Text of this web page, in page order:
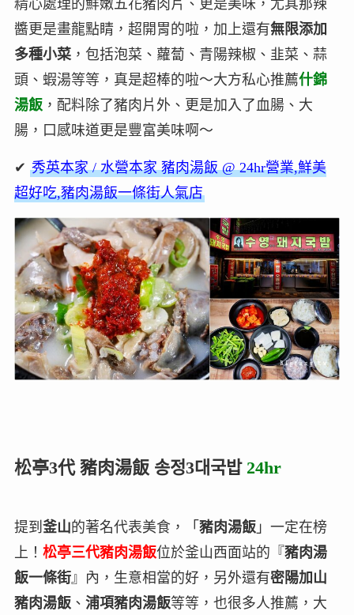
精心處理的鮮嫩五花豬肉片、更是美味，尤其那辣
醬更是畫龍點睛，超開胃的啦，加上還有無限添加
多種小菜，包括泡菜、蘿蔔、青陽辣椒、韭菜、蒜
頭、蝦湯等等，真是超棒的啦～大方私心推薦什錦
湯飯，配料除了豬肉片外、更是加入了血腸、大
腸，口感味道更是豐富美味啊～
✔ 秀英本家 / 水營本家 豬肉湯飯 @ 24hr營業,鮮美
超好吃,豬肉湯飯一條街人氣店
松亭3代 豬肉湯飯 송정3대국밥 24hr
提到 釜山的著名代表美食，「 豬肉湯飯」一定在榜
上！ 松亭三代豬肉湯飯位於釜山西面站的『 豬肉湯
飯一條街』內，生意相當的好，另外還有密陽加山
豬肉湯飯、 浦項豬肉湯飯等等，也很多人推薦，大